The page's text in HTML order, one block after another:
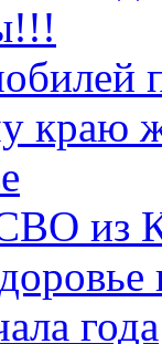
краю
из
года